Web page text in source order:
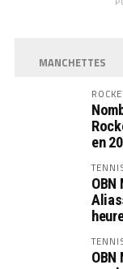
MANCHETTES
en
OBN